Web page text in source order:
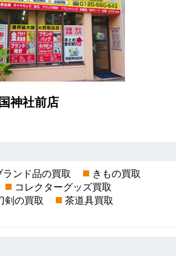
神社前店
ンド品の買取
きもの買取
コレクターグッズ買取
剣の買取
茶道具買取